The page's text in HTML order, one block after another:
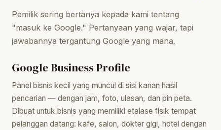
Pemilik sering bertanya kepada kami tentang
"masuk ke Google." Pertanyaan yang wajar, tapi
jawabannya tergantung Google yang mana.
Google Business Profile
Panel bisnis kecil yang muncul di sisi kanan hasil
pencarian — dengan jam, foto, ulasan, dan pin peta.
Dibuat untuk bisnis yang memiliki etalase fisik tempat
pelanggan datang: kafe, salon, dokter gigi, hotel dengan